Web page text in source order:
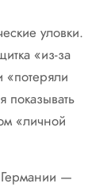
уловки.
«из-за
«потеряли
показывать
«личной
—